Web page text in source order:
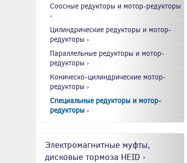
Соосные редукторы и мотор-редукторы
›
Цилиндрические редукторы и мотор-
редукторы ›
Параллельные редукторы и мотор-
редукторы ›
Коническо-цилиндрические мотор-
редукторы ›
Специальные редукторы и мотор-
редукторы ›
Электромагнитные муфты,
дисковые тормоза HEID ›